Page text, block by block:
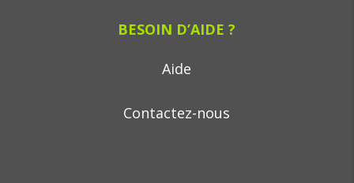
BESOIN D’AIDE ?
Aide
Contactez-nous